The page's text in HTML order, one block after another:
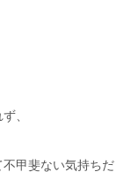
、
甲斐ない気持ちだ